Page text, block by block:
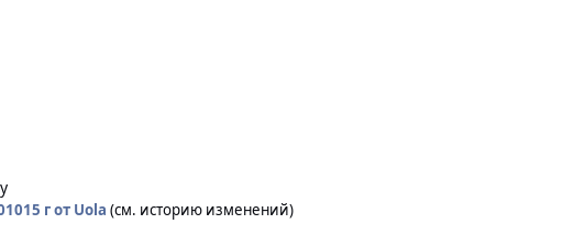
15 гот Uola (см. историю изменений)